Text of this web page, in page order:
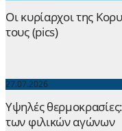
Οι κυρίαρχοι της
τους (pics)
27.07.2026
Yψηλές
των φιλικών αγώνων